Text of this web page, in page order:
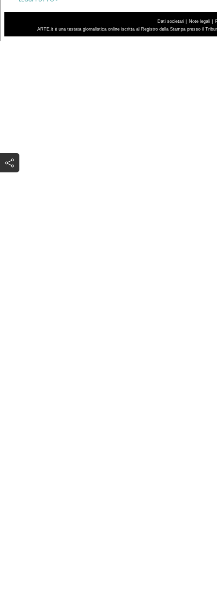
Dati societari | Note legali |
ARTE.it è una testata giornalistica online iscritta al Registro della Stampa presso il